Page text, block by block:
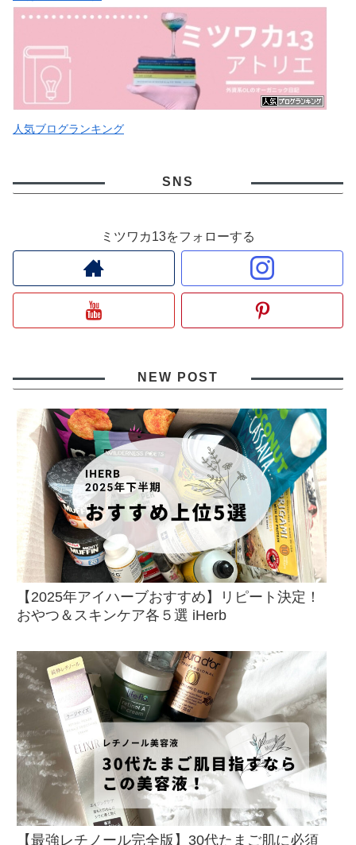
人気ブログランキング
SNS
ミツワカ13をフォローする
NEW POST
【2025年アイハーブおすすめ】リピート決定！
おやつ＆スキンケア各５選 iHerb
【最強レチノール完全版】30代たまご肌に必須